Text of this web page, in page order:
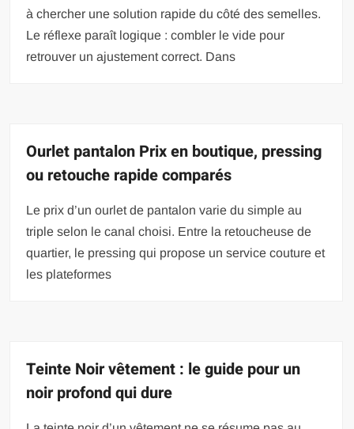
à chercher une solution rapide du côté des semelles.
Le réflexe paraît logique : combler le vide pour
retrouver un ajustement correct. Dans
Ourlet pantalon Prix en boutique, pressing
ou retouche rapide comparés
Le prix d’un ourlet de pantalon varie du simple au
triple selon le canal choisi. Entre la retoucheuse de
quartier, le pressing qui propose un service couture et
les plateformes
Teinte Noir vêtement : le guide pour un
noir profond qui dure